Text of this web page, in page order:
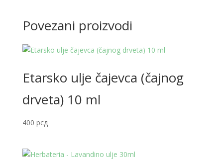
Povezani proizvodi
Etarsko ulje čajevca (čajnog
drveta) 10 ml
400 рсд